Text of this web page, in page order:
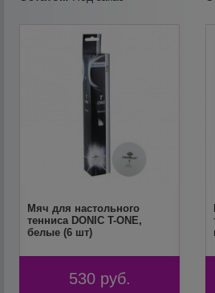
Мяч для настольного
тенниса DONIC T-ONE,
белые (6 шт)
530 руб.